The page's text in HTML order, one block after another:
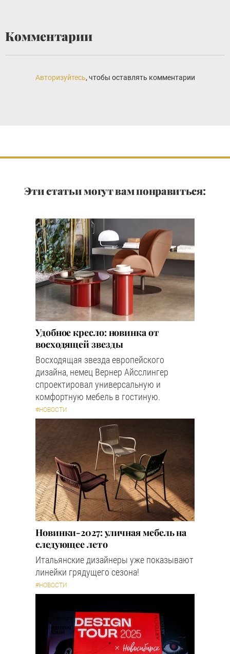
Комментарии
Авторизуйтесь, чтобы оставлять комментарии
Эти статьи могут вам понравиться:
Удобное кресло: новинка от
восходящей звезды
Восходящая звезда европейского
дизайна, немец Вернер Айсслингер
спроектировал универсальную и
комфортную мебель в гостиную.
#НОВОСТИ
Новинки-2027: уличная мебель на
следующее лето
Итальянские дизайнеры уже показывают
линейки грядущего сезона!
#НОВОСТИ